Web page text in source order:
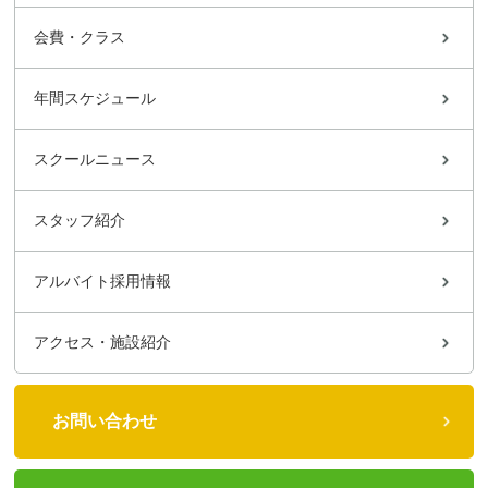
会費・クラス
年間スケジュール
スクールニュース
スタッフ紹介
アルバイト採用情報
アクセス・施設紹介
お問い合わせ